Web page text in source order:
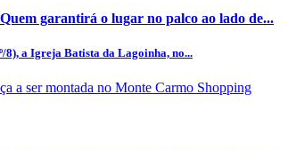
garantirá o lugar no palco ao lado de...
8), a Igreja Batista da Lagoinha, no...